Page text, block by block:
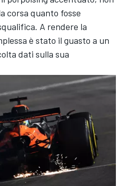
corsa quanto fosse
A rendere la
è stato il guasto a un
dati sulla sua